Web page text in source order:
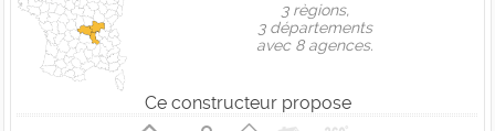
3 règions,
3 départements
avec 8 agences.
Ce constructeur propose